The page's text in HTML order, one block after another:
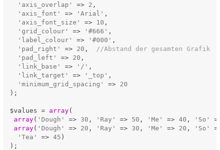
'axis_overlap'
=> 2 ,
'axis_font'
=> 'Arial' ,
'axis_font_size'
=> 10 ,
'grid_colour'
=> '#666' ,
'label_colour'
=> '#000' ,
'pad_right'
=> 20 ,
//Abstand der gesamten
'pad_left'
=> 20 ,
'link_base'
=> '/' ,
'link_target'
=> '_top' ,
'minimum_grid_spacing'
=> 20
);
$values = array(
array( 'Dough' => 30 , 'Ray' => 50 , 'Me' => 40 , 'So'
array( 'Dough' => 20 , 'Ray' => 30 , 'Me' => 20 , 'So'
'Tea'
=> 45 )
);